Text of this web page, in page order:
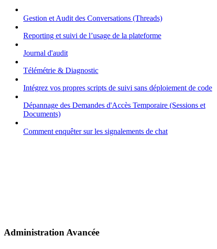
Gestion et Audit des Conversations (Threads)
Reporting et suivi de l’usage de la plateforme
Journal d'audit
Télémétrie & Diagnostic
Intégrez vos propres scripts de suivi sans déploiement de code
Dépannage des Demandes d'Accès Temporaire (Sessions et
Documents)
Comment enquêter sur les signalements de chat
Administration Avancée